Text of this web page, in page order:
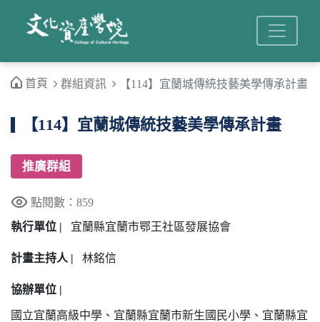
首頁 群組資訊 【114】宜蘭城傳統技藝美學傳承計畫
【114】宜蘭城傳統技藝美學傳承計畫
推廣群組
點閱數：859
執行單位 |
宜蘭縣宜蘭市鄂王社區發展協會
計畫主持人 | 林銘信
協辦單位 |
國立宜蘭高級中學、宜蘭縣宜蘭市新生國民小學、宜蘭縣宜